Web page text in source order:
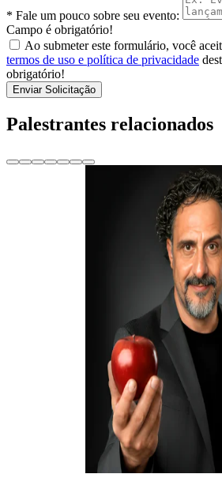
* Fale um pouco sobre seu evento:
Campo é obrigatório!
Ao submeter este formulário, você
termos de uso e política de privacidade
obrigatório!
Enviar Solicitação
Palestrantes relacionados